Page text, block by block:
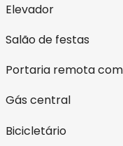
Elevador
Salão de festas
Portaria remota
Gás central
Bicicletário